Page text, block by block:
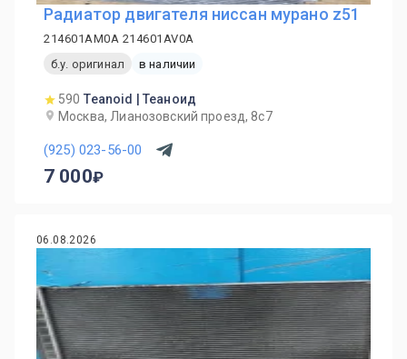
Радиатор двигателя ниссан мурано z51
214601AM0A 214601AV0A
б.у. оригинал
в наличии
590 Teanoid | Теаноид
Москва, Лианозовский проезд, 8с7
(925) 023-56-00
7 000
06.08.2026